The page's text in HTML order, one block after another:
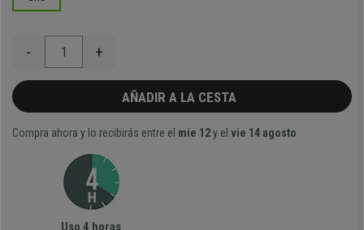
- +
AÑADIR A LA CESTA
Compra ahora y lo recibirás entre el mie 12y el vie 14 agosto
Uso 4 horas